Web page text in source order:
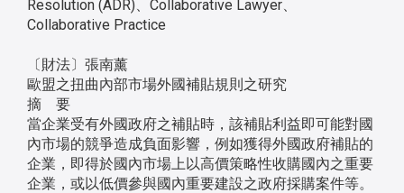
Resolution (ADR)、Collaborative Lawyer、
Collaborative Practice
〔財法〕張南薰
歐盟之扭曲內部市場外國補貼規則之研究
摘 要
當企業受有外國政府之補貼時，該補貼利益即可能對國
內市場的競爭造成負面影響，例如獲得外國政府補貼的
企業，即得於國內市場上以高價策略性收購國內之重要
企業，或以低價參與國內重要建設之政府採購案件等。